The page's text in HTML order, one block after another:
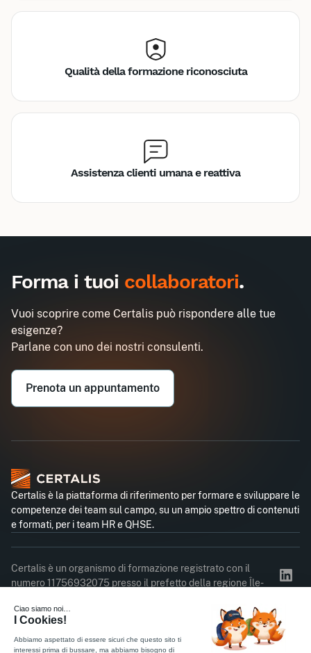
Qualità della formazione riconosciuta
Assistenza clienti umana e reattiva
Antincendio - Livello 1 - Rischio Basso
Obtenez un devis personnalisé pour votre
entreprise dans l'heure
Email professionnel*
Forma i tuoi collaboratori.
Vuoi scoprire come Certalis può rispondere alle tue
esigenze?
Parlane con uno dei nostri consulenti.
Prenota un appuntamento
Certalis è la piattaforma di riferimento per formare e sviluppare le
competenze dei team sul campo, su un ampio spettro di contenuti
e formati, per i team HR e QHSE.
Certalis è un organismo di formazione registrato con il
numero 11756932075 presso il prefetto della regione Île-
un'omologazione statale.
Registro presenzeQuestionario di soddisfazione